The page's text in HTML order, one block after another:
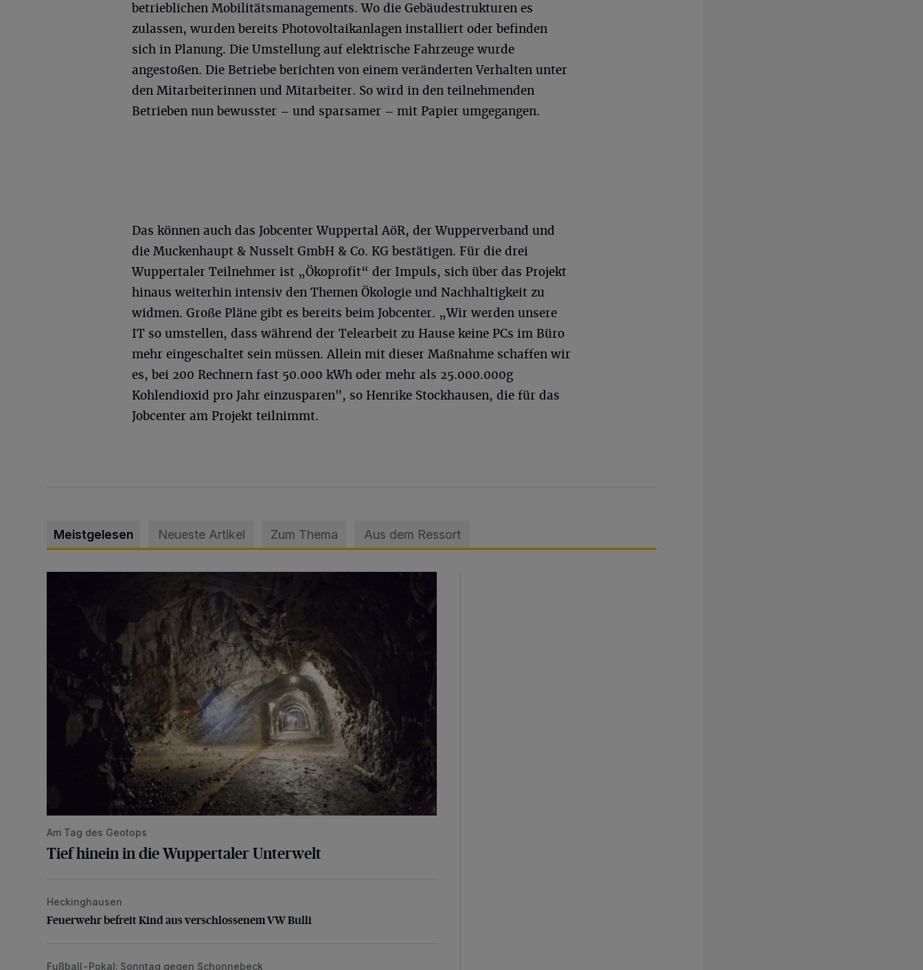
betrieblichen Mobilitätsmanagements. Wo die Gebäudestrukturen es
zulassen, wurden bereits Photovoltaikanlagen installiert oder befinden
sich in Planung. Die Umstellung auf elektrische Fahrzeuge wurde
angestoßen. Die Betriebe berichten von einem veränderten Verhalten unter
den Mitarbeiterinnen und Mitarbeiter. So wird in den teilnehmenden
Betrieben nun bewusster – und sparsamer – mit Papier umgegangen.
Das können auch das Jobcenter Wuppertal AöR, der Wupperverband und
die Muckenhaupt & Nusselt GmbH & Co. KG bestätigen. Für die drei
Wuppertaler Teilnehmer ist „Ökoprofit“ der Impuls, sich über das Projekt
hinaus weiterhin intensiv den Themen Ökologie und Nachhaltigkeit zu
widmen. Große Pläne gibt es bereits beim Jobcenter. „Wir werden unsere
IT so umstellen, dass während der Telearbeit zu Hause keine PCs im Büro
mehr eingeschaltet sein müssen. Allein mit dieser Maßnahme schaffen wir
es, bei 200 Rechnern fast 50.000 kWh oder mehr als 25.000.000g
Kohlendioxid pro Jahr einzusparen", so Henrike Stockhausen, die für das
Jobcenter am Projekt teilnimmt.
Meistgelesen Neueste Artikel Zum Thema Aus dem Ressort
Am Tag des Geotops
Tief hinein in die Wuppertaler Unterwelt
Feuerwehr befreit Kind aus verschlossenem VW Bulli
Heckinghausen
Feuerwehr befreit Kind aus verschlossenem VW Bulli
Fußball-Pokal: Sonntag gegen Schonnebeck